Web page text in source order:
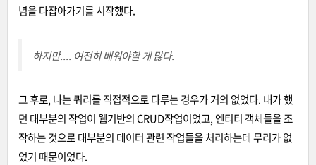
념을 다잡아가기를 시작했다.
하지만.... 여전히 배워야할 게 많다.
그 후로, 나는 쿼리를 직접적으로 다루는 경우가 거의 없었다. 내가 했
던 대부분의 작업이 웹기반의 CRUD작업이었고, 엔티티 객체들을 조
작하는 것으로 대부분의 데이터 관련 작업들을 처리하는데 무리가 없
었기 때문이었다.